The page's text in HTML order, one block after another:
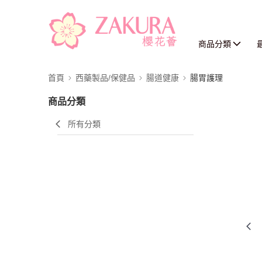
商品分類
首頁 西藥製品/保健品 腸道健康 腸胃護理
商品分類
所有分類